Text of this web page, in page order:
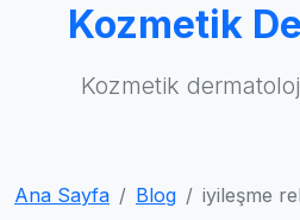
Kozmetik
Kozmetik
Ana Sayfa Blog iyileşme